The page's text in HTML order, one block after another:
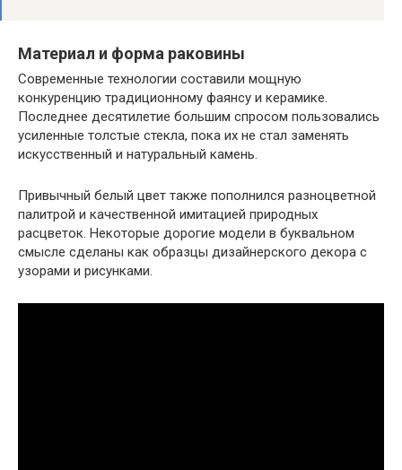
Материал и форма раковины
Современные технологии составили мощную
конкуренцию традиционному фаянсу и керамике.
Последнее десятилетие большим спросом пользовались
усиленные толстые стекла, пока их не стал заменять
искусственный и натуральный камень.
Привычный белый цвет также пополнился разноцветной
палитрой и качественной имитацией природных
расцветок. Некоторые дорогие модели в буквальном
смысле сделаны как образцы дизайнерского декора с
узорами и рисунками.